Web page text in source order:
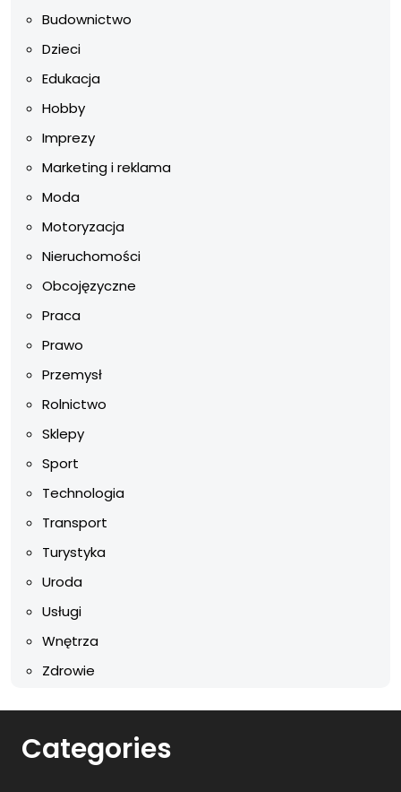
Budownictwo
Dzieci
Edukacja
Hobby
Imprezy
Marketing i reklama
Moda
Motoryzacja
Nieruchomości
Obcojęzyczne
Praca
Prawo
Przemysł
Rolnictwo
Sklepy
Sport
Technologia
Transport
Turystyka
Uroda
Usługi
Wnętrza
Zdrowie
Categories